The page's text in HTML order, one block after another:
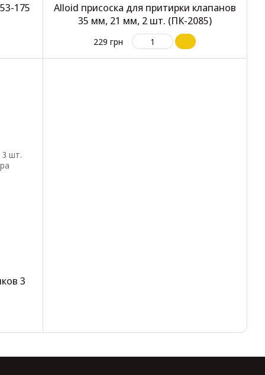
175
Alloid присоска для притирки клапанов
35 мм, 21 мм, 2 шт. (ПК-2085)
229 грн
3